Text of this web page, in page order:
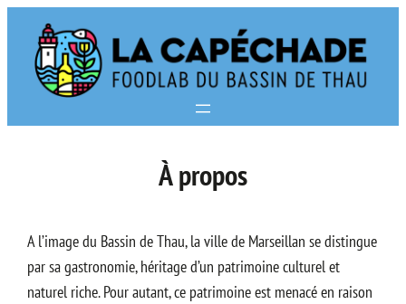
contenu
À propos
A l’image du Bassin de Thau, la ville de Marseillan se distingue
par sa gastronomie, héritage d’un patrimoine culturel et
naturel riche. Pour autant, ce patrimoine est menacé en raison